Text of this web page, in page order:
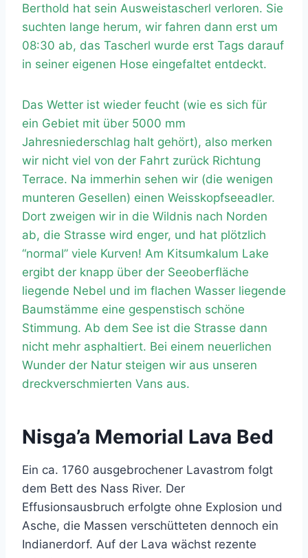
Berthold hat sein Ausweistascherl verloren. Sie
suchten lange herum, wir fahren dann erst um
08:30 ab, das Tascherl wurde erst Tags darauf
in seiner eigenen Hose eingefaltet entdeckt.
Das Wetter ist wieder feucht (wie es sich für
ein Gebiet mit über 5000 mm
Jahresniederschlag halt gehört), also merken
wir nicht viel von der Fahrt zurück Richtung
Terrace. Na immerhin sehen wir (die wenigen
munteren Gesellen) einen Weisskopfseeadler.
Dort zweigen wir in die Wildnis nach Norden
ab, die Strasse wird enger, und hat plötzlich
“normal” viele Kurven! Am Kitsumkalum Lake
ergibt der knapp über der Seeoberfläche
liegende Nebel und im flachen Wasser liegende
Baumstämme eine gespenstisch schöne
Stimmung. Ab dem See ist die Strasse dann
nicht mehr asphaltiert. Bei einem neuerlichen
Wunder der Natur steigen wir aus unseren
dreckverschmierten Vans aus.
Nisga’a Memorial Lava Bed
Ein ca. 1760 ausgebrochener Lavastrom folgt
dem Bett des Nass River. Der
Effusionsausbruch erfolgte ohne Explosion und
Asche, die Massen verschütteten dennoch ein
Indianerdorf. Auf der Lava wächst rezente